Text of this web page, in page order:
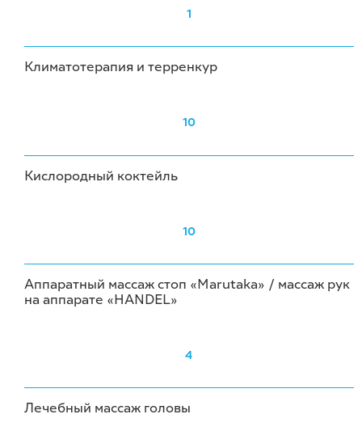
1
Климатотерапия и терренкур
10
Кислородный коктейль
10
Аппаратный массаж стоп «Marutaka» / массаж рук
на аппарате «HANDEL»
4
Лечебный массаж головы